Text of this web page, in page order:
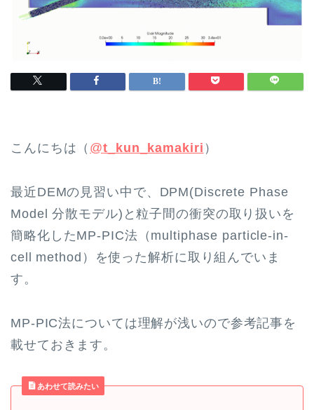
こんにちは（ @t_kun_kamakiri ）
最近DEMの見習い中で、DPM(Discrete Phase
Model 分散モデル)と粒子間の衝突の取り扱いを
簡略化したMP-PIC法（multiphase particle-in-
cell method）を使った解析に取り組んでいま
す。
MP-PIC法については理解が浅いので参考記事を
載せておきます。
あわせて読みたい